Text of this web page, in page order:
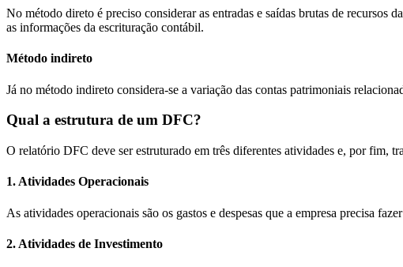
No método direto é preciso considerar as entradas e saídas brutas de recursos
as informações da escrituração contábil.
Método indireto
Já no método indireto considera-se a variação das contas patrimoniais
Qual a estrutura de um DFC?
O relatório DFC deve ser estruturado em três diferentes atividades e, por fim,
1. Atividades Operacionais
As atividades operacionais são os gastos e despesas que a empresa precisa
2. Atividades de Investimento